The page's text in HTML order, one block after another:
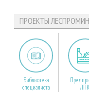
ПРОЕКТЫ
Библиотека
специалиста
ЛПК